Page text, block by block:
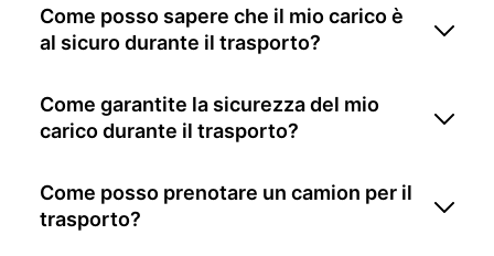
Come posso sapere che il mio carico è
al sicuro durante il trasporto?
Come garantite la sicurezza del mio
carico durante il trasporto?
Come posso prenotare un camion per il
trasporto?